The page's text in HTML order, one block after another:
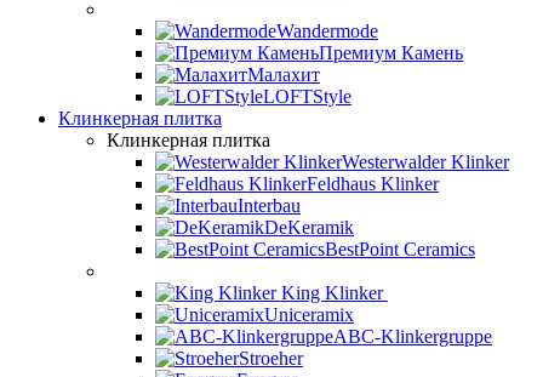
Wandermode
Премиум Камень
Малахит
LOFTStyle
Клинкерная плитка
Клинкерная плитка
Westerwalder Klinker
Feldhaus Klinker
Interbau
DeKeramik
BestPoint Ceramics
King Klinker
Uniceramix
ABC-Klinkergruppe
Stroeher